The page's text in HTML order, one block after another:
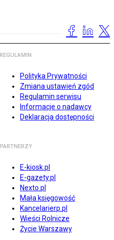
REGULAMIN
Polityka Prywatności
Zmiana ustawień zgód
Regulamin serwisu
Informacje o nadawcy
Deklaracja dostępności
PARTNERZY
E-kiosk.pl
E-gazety.pl
Nexto.pl
Mała księgowość
Kancelarierp.pl
Wieści Rolnicze
Życie Warszawy